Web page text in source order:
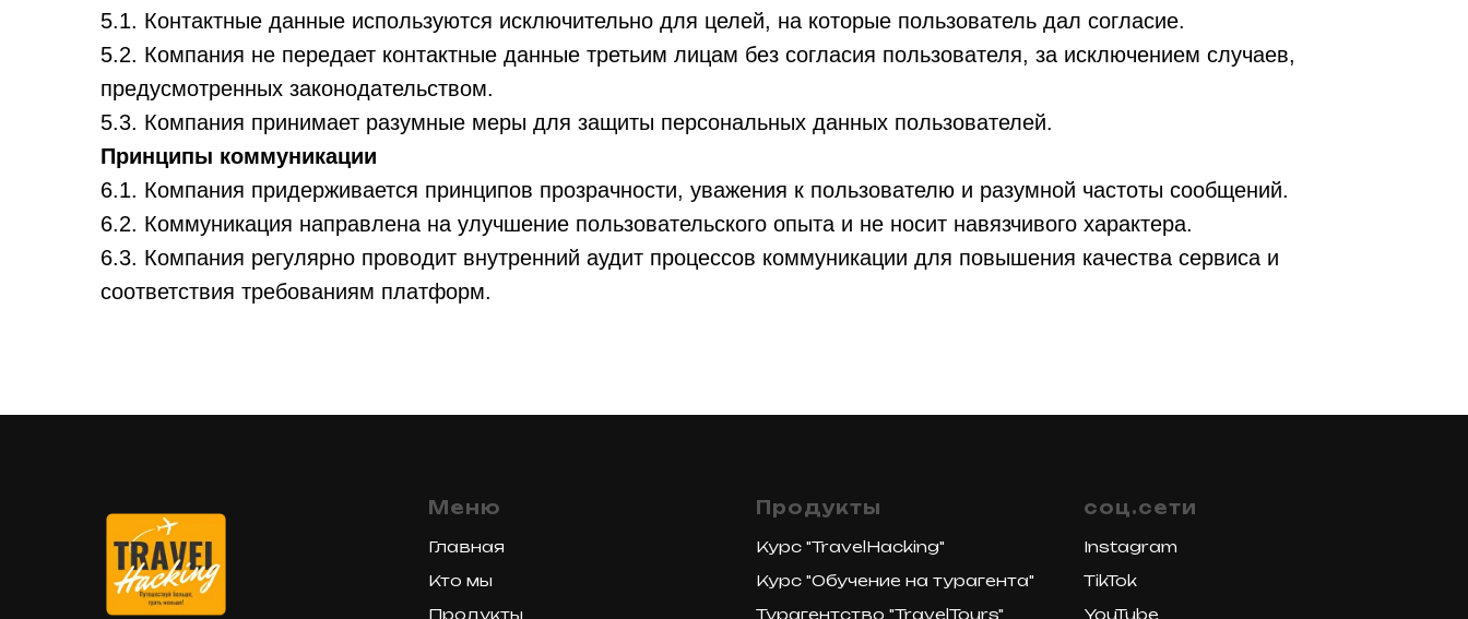
5.1. Контактные данные используются исключительно для целей, на которые пользователь дал согласие.
5.2. Компания не передает контактные данные третьим лицам без согласия пользователя, за исключением случаев,
предусмотренных законодательством.
5.3. Компания принимает разумные меры для защиты персональных данных пользователей.
Принципы коммуникации
6.1. Компания придерживается принципов прозрачности, уважения к пользователю и разумной частоты сообщений.
6.2. Коммуникация направлена на улучшение пользовательского опыта и не носит навязчивого характера.
6.3. Компания регулярно проводит внутренний аудит процессов коммуникации для повышения качества сервиса и
соответствия требованиям платформ.
Меню
Главная
Кто мы
Продукты
Продукты
Курс "TravelHacking"
Курс "Обучение на турагента"
Турагентство "TravelTours"
cоц.сети
Instagram
TikTok
YouTube